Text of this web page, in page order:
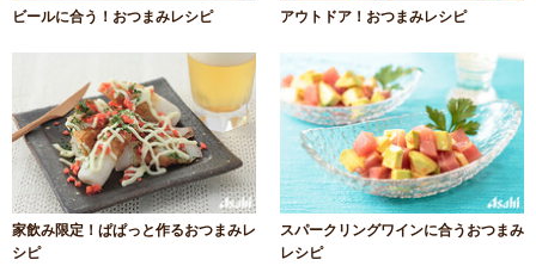
ビールに合う！おつまみレシピ アウトドア！おつまみレシピ
家飲み限定！ぱぱっと作るおつまみレ
シピ
スパークリングワインに合うおつまみ
レシピ